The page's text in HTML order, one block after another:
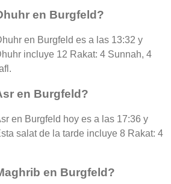
en Burgfeld?
en Burgfeld es a las 13:32 y
incluye 12 Rakat: 4 Sunnah, 4
en Burgfeld?
en Burgfeld hoy es a las 17:36 y
salat de la tarde incluye 8 Rakat: 4
en Burgfeld?